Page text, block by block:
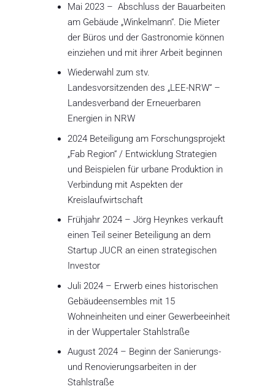
Mai 2023 – Abschluss der Bauarbeiten
am Gebäude „Winkelmann“. Die Mieter
der Büros und der Gastronomie können
einziehen und mit ihrer Arbeit beginnen
Wiederwahl zum stv.
Landesvorsitzenden des „LEE-NRW“ –
Landesverband der Erneuerbaren
Energien in NRW
2024 Beteiligung am Forschungsprojekt
„Fab Region“ / Entwicklung Strategien
und Beispielen für urbane Produktion in
Verbindung mit Aspekten der
Kreislaufwirtschaft
Frühjahr 2024 – Jörg Heynkes verkauft
einen Teil seiner Beteiligung an dem
Startup JUCR an einen strategischen
Investor
Juli 2024 – Erwerb eines historischen
Gebäudeensembles mit 15
Wohneinheiten und einer Gewerbeeinheit
in der Wuppertaler Stahlstraße
August 2024 – Beginn der Sanierungs-
und Renovierungsarbeiten in der
Stahlstraße